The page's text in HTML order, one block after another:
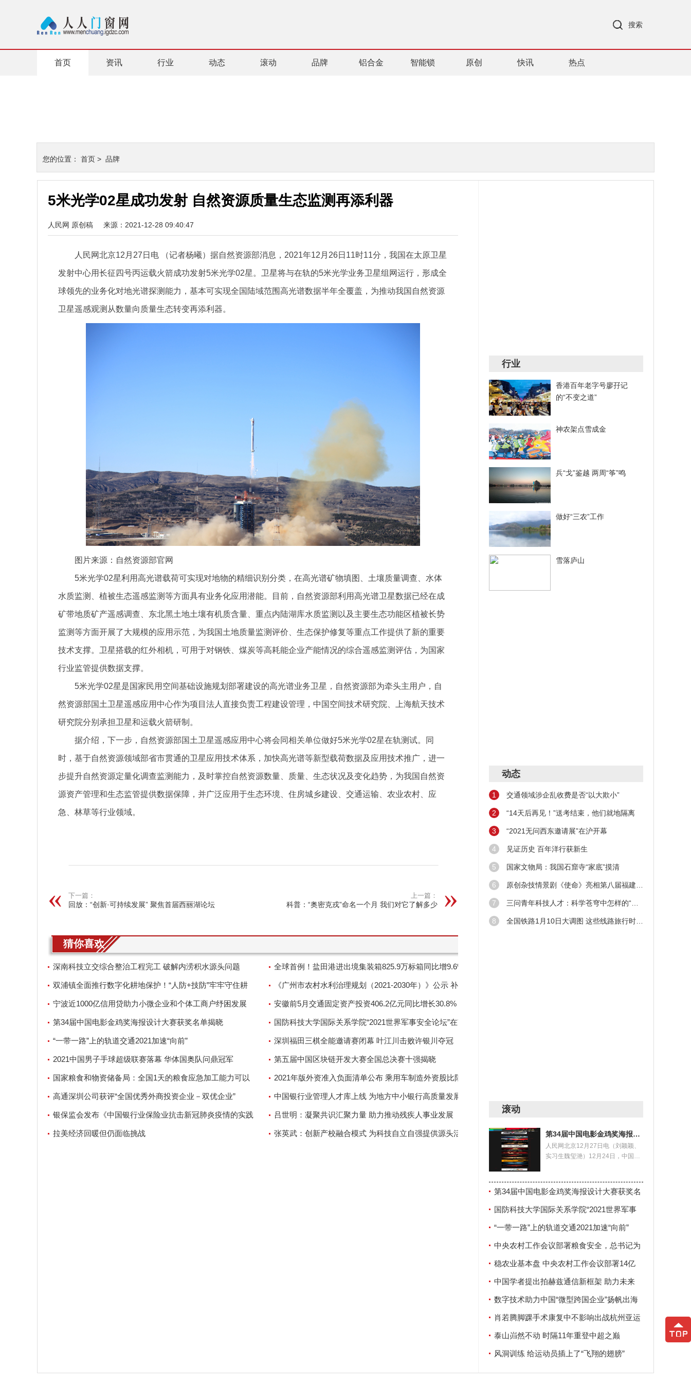
搜索
首页 资讯 行业 动态 滚动 品牌 铝合金 智能锁 原创 快讯 热点
您的位置： 首页 > 品牌
5米光学02星成功发射 自然资源质量生态监测再添利器
人民网 原创稿 来源：2021-12-28 09:40:47
人民网北京12月27日电 （记者杨曦）据自然资源部消息，2021年12月26日11时11分，我国在太原卫星
发射中心用长征四号丙运载火箭成功发射5米光学02星。卫星将与在轨的5米光学业务卫星组网运行，形成全
球领先的业务化对地光谱探测能力，基本可实现全国陆域范围高光谱数据半年全覆盖，为推动我国自然资源
卫星遥感观测从数量向质量生态转变再添利器。
图片来源：自然资源部官网
5米光学02星利用高光谱载荷可实现对地物的精细识别分类，在高光谱矿物填图、土壤质量调查、水体
水质监测、植被生态遥感监测等方面具有业务化应用潜能。目前，自然资源部利用高光谱卫星数据已经在成
矿带地质矿产遥感调查、东北黑土地土壤有机质含量、重点内陆湖库水质监测以及主要生态功能区植被长势
监测等方面开展了大规模的应用示范，为我国土地质量监测评价、生态保护修复等重点工作提供了新的重要
技术支撑。卫星搭载的红外相机，可用于对钢铁、煤炭等高耗能企业产能情况的综合遥感监测评估，为国家
行业监管提供数据支撑。
5米光学02星是国家民用空间基础设施规划部署建设的高光谱业务卫星，自然资源部为牵头主用户，自
然资源部国土卫星遥感应用中心作为项目法人直接负责工程建设管理，中国空间技术研究院、上海航天技术
研究院分别承担卫星和运载火箭研制。
据介绍，下一步，自然资源部国土卫星遥感应用中心将会同相关单位做好5米光学02星在轨测试。同
时，基于自然资源领域部省市贯通的卫星应用技术体系，加快高光谱等新型载荷数据及应用技术推广，进一
步提升自然资源定量化调查监测能力，及时掌控自然资源数量、质量、生态状况及变化趋势，为我国自然资
源资产管理和生态监管提供数据保障，并广泛应用于生态环境、住房城乡建设、交通运输、农业农村、应
急、林草等行业领域。
下一篇：
回放：“创新·可持续发展” 聚焦首届西丽湖论坛
上一篇：
科普：“奥密克戎”命名一个月 我们对它了解多少
猜你喜欢
深南科技立交综合整治工程完工 破解内涝积水源头问题 全球首例！盐田港进出境集装箱825.9万标箱同比增9.6%
双浦镇全面推行数字化耕地保护！“人防+技防”牢牢守住耕
地红线
《广州市农村水利治理规划（2021-2030年）》公示 补齐农
村水利基础设施短板
宁波近1000亿信用贷助力小微企业和个体工商户纾困发展 安徽前5月交通固定资产投资406.2亿元同比增长30.8% 创历
史新高
第34届中国电影金鸡奖海报设计大赛获奖名单揭晓 国防科技大学国际关系学院“2021世界军事安全论坛”在南京
举行
“一带一路”上的轨道交通2021加速“向前” 深圳福田三棋全能邀请赛闭幕 叶江川击败许银川夺冠
2021中国男子手球超级联赛落幕 华体国奥队问鼎冠军 第五届中国区块链开发大赛全国总决赛十强揭晓
国家粮食和物资储备局：全国1天的粮食应急加工能力可以
满足14亿人2天的需要
2021年版外资准入负面清单公布 乘用车制造外资股比限制
取消
高通深圳公司获评“全国优秀外商投资企业－双优企业” 中国银行业管理人才库上线 为地方中小银行高质量发展提
供人才保障
银保监会发布《中国银行业保险业抗击新冠肺炎疫情的实践
与经验》
吕世明：凝聚共识汇聚力量 助力推动残疾人事业发展
拉美经济回暖但仍面临挑战 张英武：创新产校融合模式 为科技自立自强提供源头活水
行业
香港百年老字号廖孖记
的“不变之道”
神农架点雪成金
兵“戈”鉴越 两周“筝”鸣
做好“三农”工作
雪落庐山
动态
1 交通领域涉企乱收费是否“以大欺小”
2 “14天后再见！”送考结束，他们就地隔离
3 “2021无问西东邀请展”在沪开幕
4 见证历史 百年洋行获新生
5 国家文物局：我国石窟寺“家底”摸清
6 原创杂技情景剧《使命》亮相第八届福建艺术节
7 三问青年科技人才：科学苍穹中怎样的“新星”在闪耀
8 全国铁路1月10日大调图 这些线路旅行时间缩短！
滚动
第34届中国电影金鸡奖海报设计大赛获奖名单揭晓
人民网北京12月27日电（刘颖颖、
实习生魏玺滟）12月24日，中国电
第34届中国电影金鸡奖海报设计大赛获奖名
单揭晓
国防科技大学国际关系学院“2021世界军事
安全论坛”在南京举行
“一带一路”上的轨道交通2021加速“向前”
中央农村工作会议部署粮食安全，总书记为
何强调这两个字？
稳农业基本盘 中央农村工作会议部署14亿
人“饭碗”大事
中国学者提出拍赫兹通信新框架 助力未来
6G发展
数字技术助力中国“微型跨国企业”扬帆出海
肖若腾脚踝手术康复中不影响出战杭州亚运
会泰山岿然不动 时隔11年重登中超之巅
风洞训练 给运动员插上了“飞翔的翅膀”